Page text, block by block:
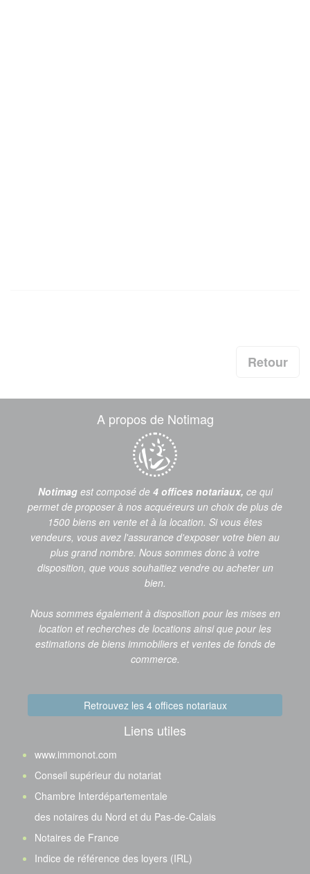
Retour
A propos de Notimag
Notimag est composé de 4 offices notariaux, ce qui
permet de proposer à nos acquéreurs un choix de plus de
1500 biens en vente et à la location. Si vous êtes
vendeurs, vous avez l'assurance d'exposer votre bien au
plus grand nombre. Nous sommes donc à votre
disposition, que vous souhaitiez vendre ou acheter un
bien.
Nous sommes également à disposition pour les mises en
location et recherches de locations ainsi que pour les
estimations de biens immobiliers et ventes de fonds de
commerce.
Retrouvez les 4 offices notariaux
Liens utiles
www.immonot.com
Conseil supérieur du notariat
Chambre Interdépartementale
des notaires du Nord et du Pas-de-Calais
Notaires de France
Indice de référence des loyers (IRL)